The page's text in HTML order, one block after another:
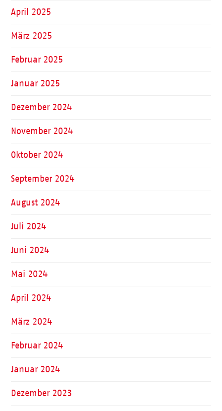
April 2025
März 2025
Februar 2025
Januar 2025
Dezember 2024
November 2024
Oktober 2024
September 2024
August 2024
Juli 2024
Juni 2024
Mai 2024
April 2024
März 2024
Februar 2024
Januar 2024
Dezember 2023